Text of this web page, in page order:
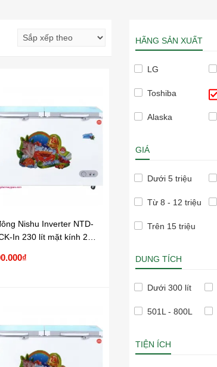
HÃNG SẢN XUẤT
LG
Toshiba
Alaska
GIÁ
Dưới 5 triệu
Từ 8 - 12 triệu
Trên 15 triệu
DUNG TÍCH
Dưới 300 lít
501L - 800L
TIỆN ÍCH
Nishu Inverter NTD-
In 230 lít mặt kính 2